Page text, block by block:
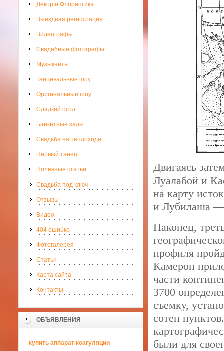
Декор и Флористика
Выездная регистрация
Видеографы
Свадебные фотографы
Музыканты
Танцевальные шоу
Оригинальные шоу
Сладкий стол
Банкетные залы
Свадьба на теплоходе
Первый танец
Полезные статьи
Свадьба под ключ
Отзывы
Видео
404 ошибка
Фотогалерея
Статьи
Карта сайта
Контакты
ОБЪЯВЛЕНИЯ
купить аппарат коагуляции
Двигаясь
Луалабой и
на карту
и Лубилаша —
Наконец,
профиля
Камерон
части
3700
съемку,
сотен
были для